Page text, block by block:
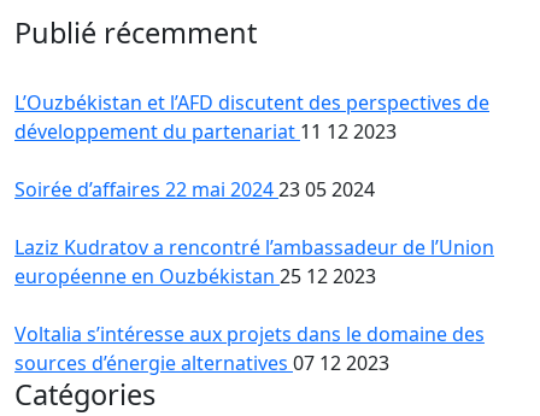
Publié récemment
L’Ouzbékistan et l’AFD discutent des perspectives de
développement du partenariat 11 12 2023
Soirée d’affaires 22 mai 202423 05 2024
Laziz Kudratov a rencontré l’ambassadeur de l’Union
européenne en Ouzbékistan 25 12 2023
Voltalia s’intéresse aux projets dans le domaine des
sources d’énergie alternatives 07 12 2023
Catégories